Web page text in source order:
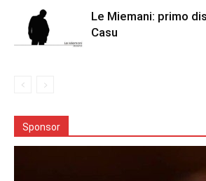
Le Miemani: primo
Casu
Sponsor